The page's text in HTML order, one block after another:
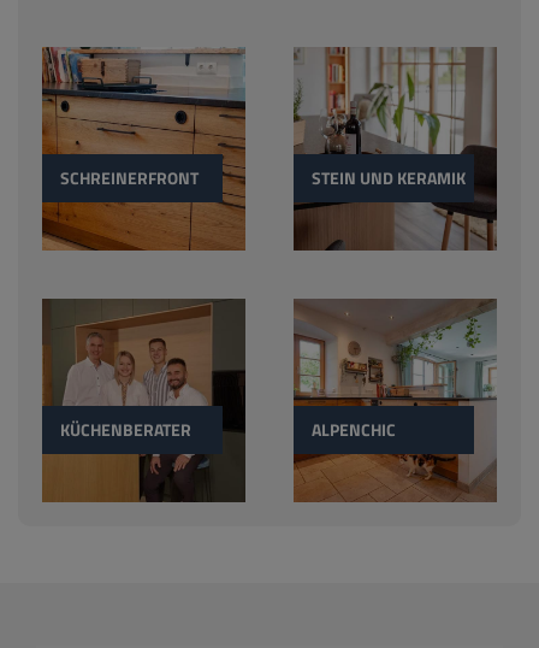
SCHREINERFRONT STEIN UND KERAMIK
KÜCHENBERATER ALPENCHIC